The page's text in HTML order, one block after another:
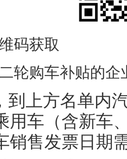
码获取
轮购车补贴的企
到上方名单内
用车（含新车
销售发票日期